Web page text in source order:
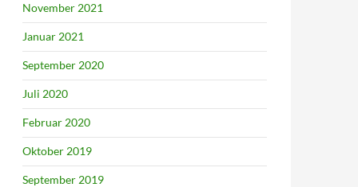
November 2021
Januar 2021
September 2020
Juli 2020
Februar 2020
Oktober 2019
September 2019